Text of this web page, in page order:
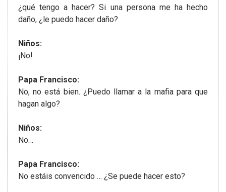
¿qué tengo a hacer? Si una persona me ha hecho
daño, ¿le puedo hacer daño?
Niños:
¡No!
Papa Francisco:
No, no está bien. ¿Puedo llamar a la mafia para que
hagan algo?
Niños:
No…
Papa Francisco:
No estáis convencido … ¿Se puede hacer esto?